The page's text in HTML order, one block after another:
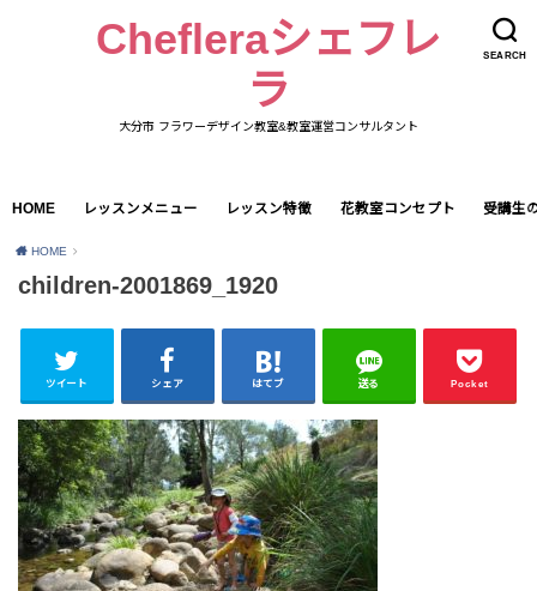
SEARCH
Chefleraシェフレ
ラ
大分市 フラワーデザイン教室&教室運営コンサルタント
HOME レッスンメニュー レッスン特徴 花教室コンセプト 受講生
HOME
children-2001869_1920
ツイート シェア はてブ 送る Pocket